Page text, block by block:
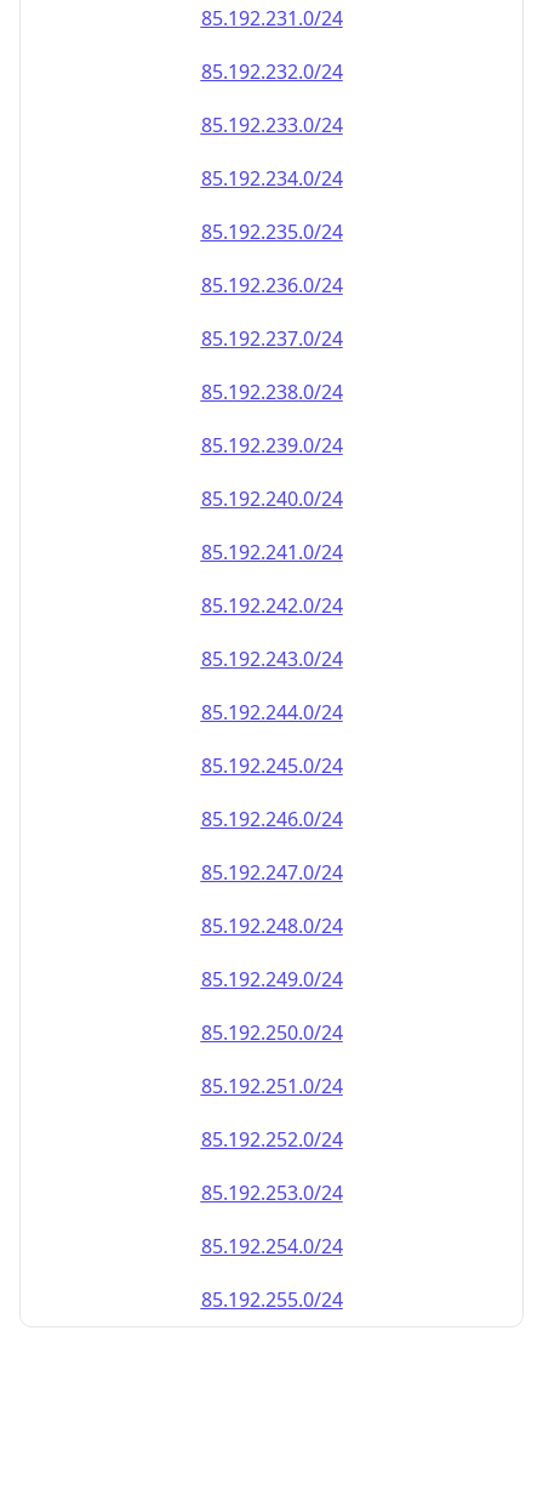
85.192.232.0/24
85.192.233.0/24
85.192.234.0/24
85.192.235.0/24
85.192.236.0/24
85.192.237.0/24
85.192.238.0/24
85.192.239.0/24
85.192.240.0/24
85.192.241.0/24
85.192.242.0/24
85.192.243.0/24
85.192.244.0/24
85.192.245.0/24
85.192.246.0/24
85.192.247.0/24
85.192.248.0/24
85.192.249.0/24
85.192.250.0/24
85.192.251.0/24
85.192.252.0/24
85.192.253.0/24
85.192.254.0/24
85.192.255.0/24